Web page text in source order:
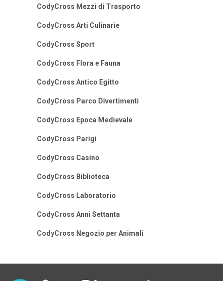
CodyCross Mezzi di Trasporto
CodyCross Arti Culinarie
CodyCross Sport
CodyCross Flora e Fauna
CodyCross Antico Egitto
CodyCross Parco Divertimenti
CodyCross Epoca Medievale
CodyCross Parigi
CodyCross Casino
CodyCross Biblioteca
CodyCross Laboratorio
CodyCross Anni Settanta
CodyCross Negozio per Animali